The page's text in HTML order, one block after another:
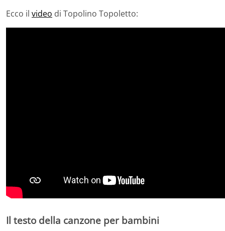
Ecco il video di Topolino Topoletto:
Il testo della canzone per bambini